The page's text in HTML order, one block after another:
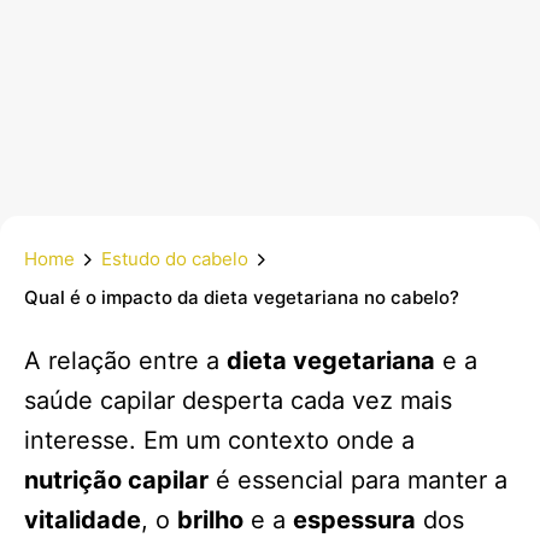
Home
Estudo do cabelo
Qual é o impacto da dieta vegetariana no cabelo?
A relação entre a dieta vegetariana e a
saúde capilar desperta cada vez mais
interesse. Em um contexto onde a
nutrição capilar é essencial para manter a
vitalidade, o brilho e a espessura dos